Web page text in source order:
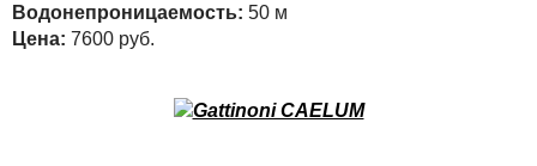
Водонепроницаемость: 50 м
Цена: 7600 руб.